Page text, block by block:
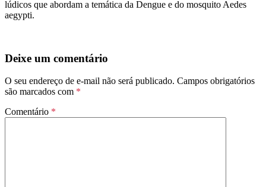
lúdicos que abordam a temática da Dengue e do mosquito Aedes
aegypti.
Deixe um comentário
O seu endereço de e-mail não será publicado. Campos obrigatórios
são marcados com *
Comentário *